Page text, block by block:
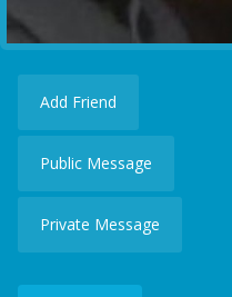
Add Friend
Public Message
Private Message